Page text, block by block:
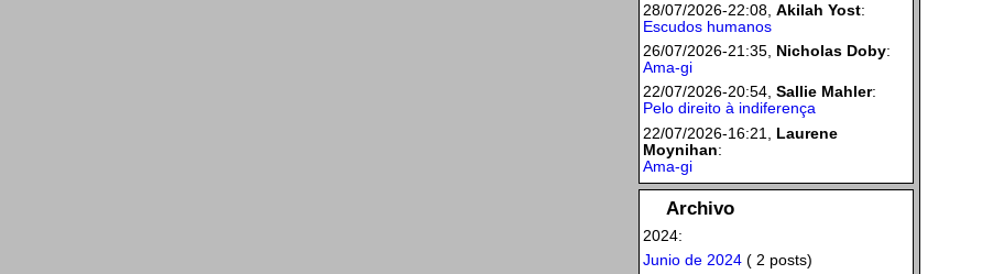
28/07/2026-22:08, Akilah Yost:
Escudos humanos
26/07/2026-21:35, Nicholas Doby:
Ama-gi
22/07/2026-20:54, Sallie Mahler:
Pelo direito à indiferença
22/07/2026-16:21, Laurene
Moynihan:
Ama-gi
Archivo
2024:
Junio de 2024( 2 posts)